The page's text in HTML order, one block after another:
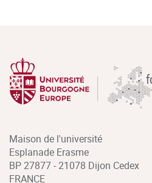
Maison de l'université
Esplanade Erasme
BP 27877 - 21078 Dijon Cedex
FRANCE